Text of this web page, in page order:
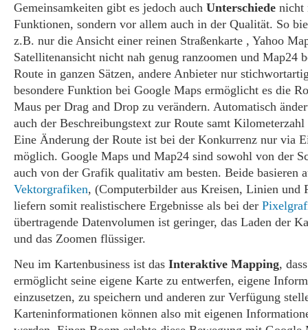
Gemeinsamkeiten gibt es jedoch auch Unterschiede nicht
Funktionen, sondern vor allem auch in der Qualität. So
z.B. nur die Ansicht einer reinen Straßenkarte , Yahoo
Satellitenansicht nicht nah genug ranzoomen und Map24
Route in ganzen Sätzen, andere Anbieter nur
besondere Funktion bei Google Maps ermöglicht es die
Maus per Drag and Drop zu verändern. Automatisch
auch der Beschreibungstext zur Route samt Kilometerzahl
Eine Änderung der Route ist bei der Konkurrenz nur via
möglich. Google Maps und Map24 sind sowohl von der
auch von der Grafik qualitativ am besten. Beide basieren
Vektorgrafiken, (Computerbilder aus Kreisen, Linien und
liefern somit realistischere Ergebnisse als bei der
übertragende Datenvolumen ist geringer, das Laden der
und das Zoomen flüssiger.
Neu im Kartenbusiness ist das Interaktive Mapping,
ermöglicht seine eigene Karte zu entwerfen, eigene
einzusetzen, zu speichern und anderen zur Verfügung
Karteninformationen können also mit eigenen